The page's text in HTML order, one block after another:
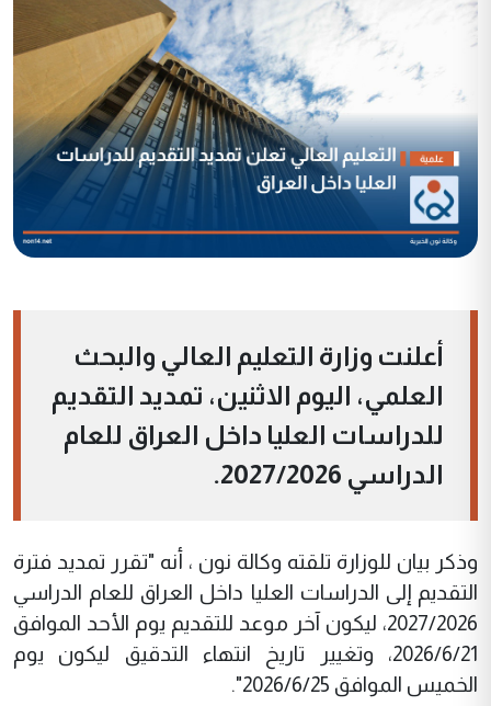
أعلنت وزارة التعليم العالي والبحث
العلمي، اليوم الاثنين، تمديد التقديم
للدراسات العليا داخل العراق للعام
الدراسي 2027/2026.
وذكر بيان للوزارة تلقته وكالة نون ، أنه "تقرر تمديد فترة
التقديم إلى الدراسات العليا داخل العراق للعام الدراسي
2027/2026، ليكون آخر موعد للتقديم يوم الأحد الموافق
2026/6/21، وتغيير تاريخ انتهاء التدقيق ليكون يوم
الخميس الموافق 2026/6/25".